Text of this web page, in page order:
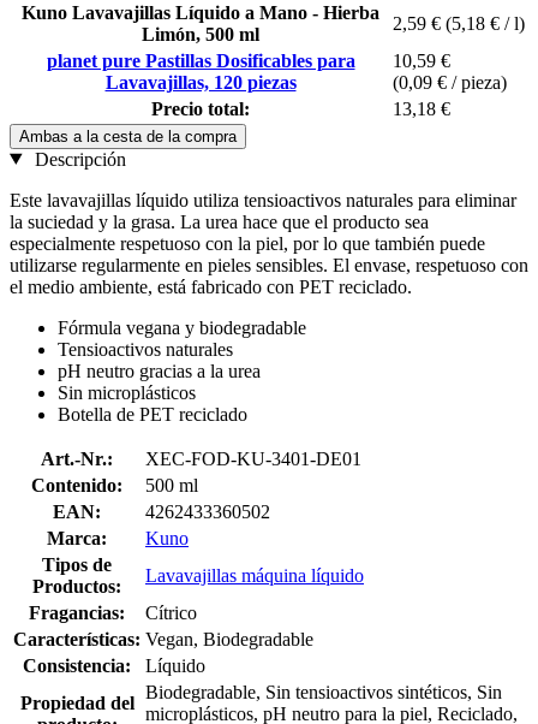
Kuno Lavavajillas Líquido a Mano - Hierba
Limón, 500 ml
2,59 € (5,18 € / l)
planet pure Pastillas Dosificables para
Lavavajillas, 120 piezas
10,59 €
(0,09 € / pieza)
Precio total:
13,18 €
Ambas a la cesta de la compra
Descripción
Este lavavajillas líquido utiliza tensioactivos naturales para eliminar
la suciedad y la grasa. La urea hace que el producto sea
especialmente respetuoso con la piel, por lo que también puede
utilizarse regularmente en pieles sensibles. El envase, respetuoso con
el medio ambiente, está fabricado con PET reciclado.
Fórmula vegana y biodegradable
Tensioactivos naturales
pH neutro gracias a la urea
Sin microplásticos
Botella de PET reciclado
Art.-Nr.:
XEC-FOD-KU-3401-DE01
Contenido:
500 ml
EAN:
4262433360502
Marca:
Kuno
Tipos de
Productos:
Lavavajillas máquina líquido
Fragancias:
Cítrico
Características: Vegan, Biodegradable
Consistencia:
Líquido
Propiedad del
Biodegradable, Sin tensioactivos sintéticos, Sin
microplásticos, pH neutro para la piel, Reciclado,